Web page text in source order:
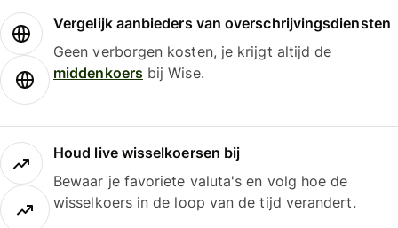
Vergelijk aanbieders van overschrijvingsdiensten
Geen verborgen kosten, je krijgt altijd de
middenkoersbij Wise.
Houd live wisselkoersen bij
Bewaar je favoriete valuta's en volg hoe de
wisselkoers in de loop van de tijd verandert.